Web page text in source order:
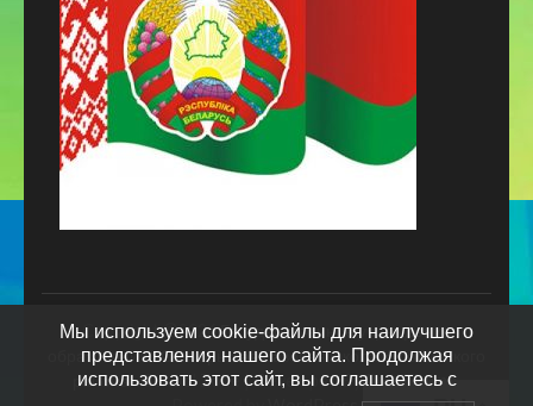
Copyright ©2026Государственное учреждение
образования «Октябрьская базовая школа Жлобинского
района».School Zone | Developed ByRara Theme
Мы используем cookie-файлы для наилучшего
представления нашего сайта. Продолжая
использовать этот сайт, вы соглашаетесь с